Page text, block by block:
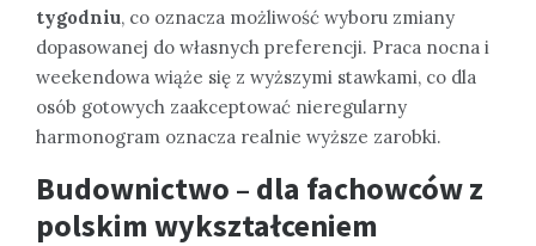
tygodniu, co oznacza możliwość wyboru zmiany
dopasowanej do własnych preferencji. Praca nocna i
weekendowa wiąże się z wyższymi stawkami, co dla
osób gotowych zaakceptować nieregularny
harmonogram oznacza realnie wyższe zarobki.
Budownictwo – dla fachowców z
polskim wykształceniem